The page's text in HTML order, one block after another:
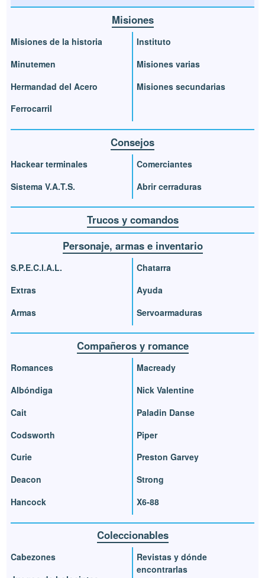
Misiones
Misiones de la historia
Minutemen
Hermandad del Acero
Ferrocarril
Instituto
Misiones varias
Misiones secundarias
Consejos
Hackear terminales
Sistema V.A.T.S.
Comerciantes
Abrir cerraduras
Trucos y comandos
Personaje, armas e inventario
S.P.E.C.I.A.L.
Extras
Armas
Chatarra
Ayuda
Servoarmaduras
Compañeros y romance
Romances
Albóndiga
Cait
Codsworth
Curie
Deacon
Hancock
Macready
Nick Valentine
Paladin Danse
Piper
Preston Garvey
Strong
X6-88
Coleccionables
Cabezones
Revistas y dónde
encontrarlas